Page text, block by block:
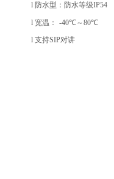
l 防水型：防水等级IP54
l 宽温：
-40℃～80℃
l 支持SIP对讲